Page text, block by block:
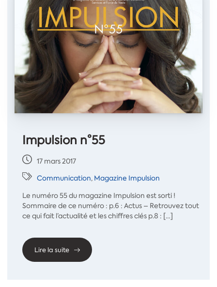
Impulsion n°55
17 mars 2017
Communication, Magazine Impulsion
Le numéro 55 du magazine Impulsion est sorti !
Sommaire de ce numéro : p.6 : Actus – Retrouvez tout
ce qui fait l’actualité et les chiffres clés p.8 : […]
Lire la suite